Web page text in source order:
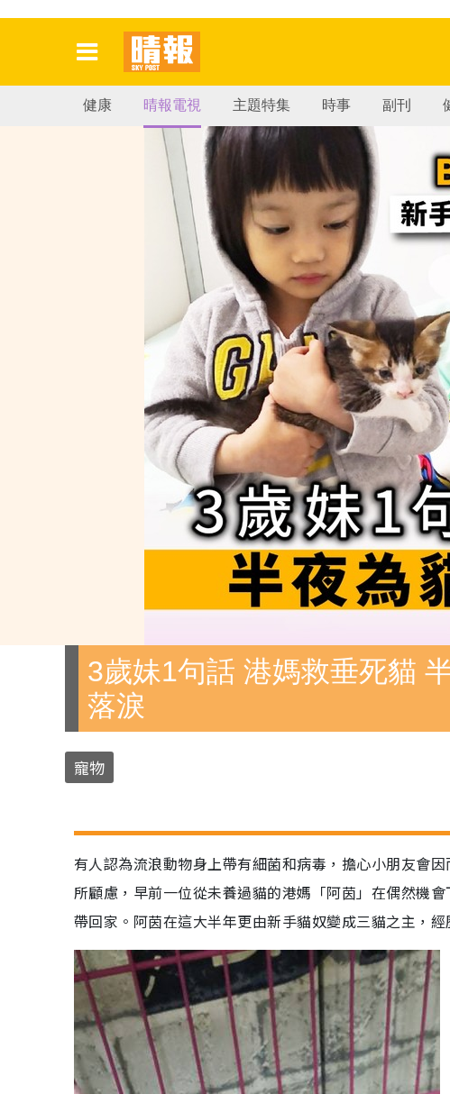
健康 晴報電視 主題特集 時事 副刊
3歲妹1句話 港媽救垂死貓
落淚
寵物
有人認為流浪動物身上帶有細菌和病毒，擔心小朋友會
所顧慮，早前一位從未養過貓的港媽「阿茵」在偶然機
帶回家。阿茵在這大半年更由新手貓奴變成三貓之主，經